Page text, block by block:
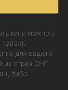
кино можно в
для вашего
из стран СНГ
либо